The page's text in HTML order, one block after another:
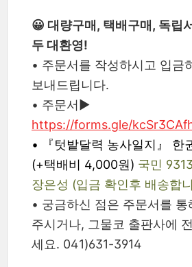
😀 대량구매, 택배구매, 독립
두 대환영!
• 주문서를 작성하시고 입금
보내드립니다.
• 주문서▶︎
https://forms.gle/
• 『텃밭달력 농사일지』 한
(+택배비 4,000원) 국민
장은성 (입금 확인후 배송합
• 궁금하신 점은 주문서를 통
주시거나, 그물코 출판사에
세요. 041)631-3914